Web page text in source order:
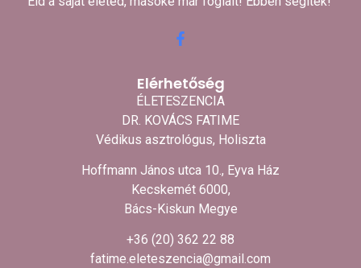
Elérhetőség
ÉLETESZENCIA
DR. KOVÁCS FATIME
Védikus asztrológus, Holiszta
Hoffmann János utca 10., Eyva Ház
Kecskemét 6000,
Bács-Kiskun Megye
+36 (20) 362 22 88
fatime.eleteszencia@gmail.com